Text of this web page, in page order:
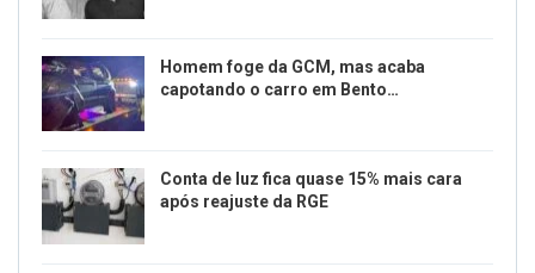
Homem foge da GCM, mas acaba
capotando o carro em Bento…
Conta de luz fica quase 15% mais cara
após reajuste da RGE